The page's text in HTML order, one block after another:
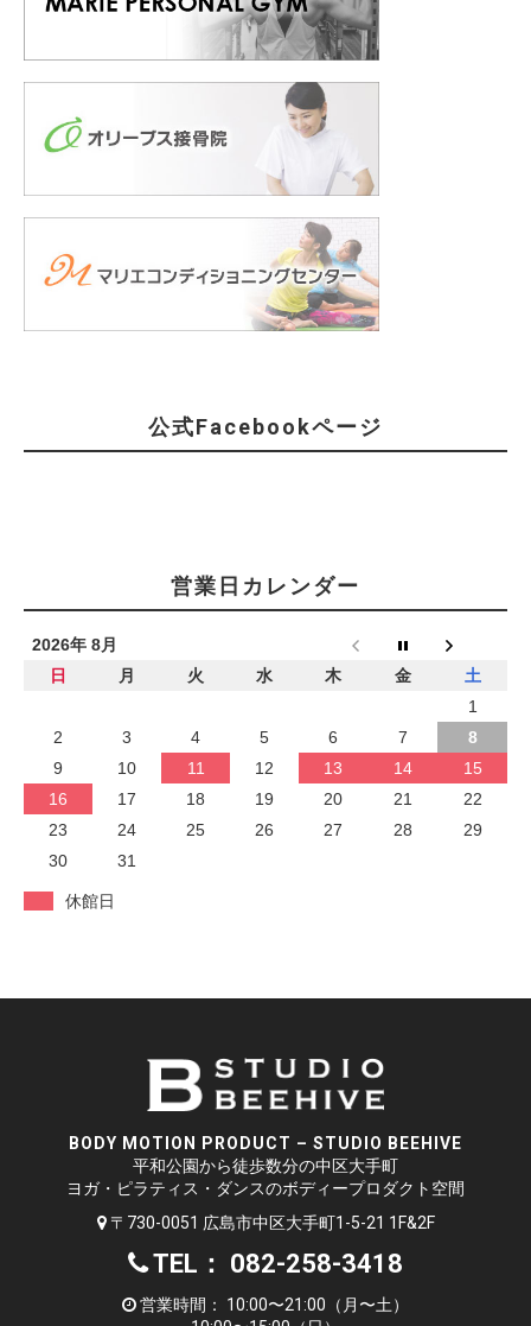
公式Facebookページ
営業日カレンダー
2026年 8月
日
月 火 水 木 金
土
1
2
3 4 5 6 7
8
9
10 11 12 13 14
15
16
17 18 19 20 21
22
23
24 25 26 27 28
29
30
31
休館日
BODY MOTION PRODUCT – STUDIO BEEHIVE
平和公園から徒歩数分の中区大手町
ヨガ・ピラティス・ダンスのボディープロダクト空間
〒730-0051 広島市中区大手町1-5-21 1F&2F
TEL： 082-258-3418
営業時間： 10:00〜21:00（月〜土）